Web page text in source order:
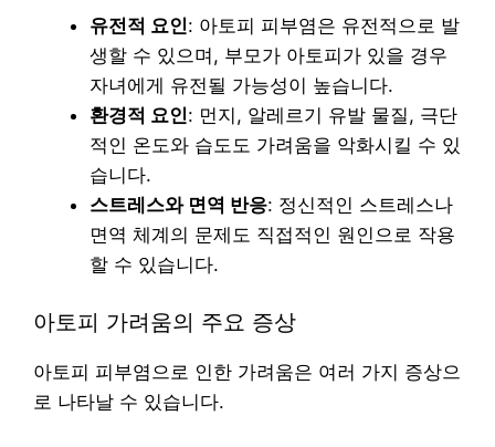
유전적 요인: 아토피 피부염은 유전적으로 발
생할 수 있으며, 부모가 아토피가 있을 경우
자녀에게 유전될 가능성이 높습니다.
환경적 요인: 먼지, 알레르기 유발 물질, 극단
적인 온도와 습도도 가려움을 악화시킬 수 있
습니다.
스트레스와 면역 반응: 정신적인 스트레스나
면역 체계의 문제도 직접적인 원인으로 작용
할 수 있습니다.
아토피 가려움의 주요 증상
아토피 피부염으로 인한 가려움은 여러 가지 증상으
로 나타날 수 있습니다.